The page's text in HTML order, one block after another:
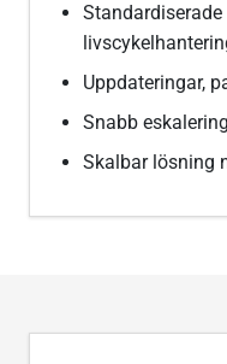
Uppdateringar,
Snabb
Skalbar lösning